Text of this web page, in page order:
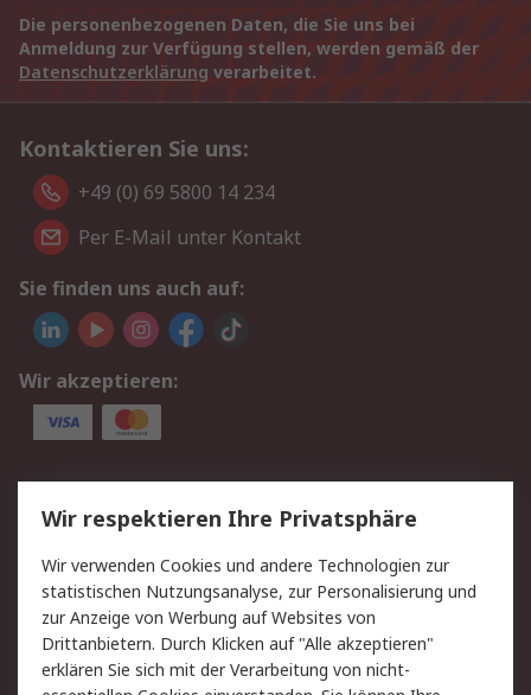
Die personenbezogenen Daten, die Sie uns bei
Anmeldung zur Verfügung stellen, werden gemäß der
Datenschutzerklärung verarbeitet.
Kontaktieren Sie uns:
+49 (0) 69 5800 14 234
Per E-Mail unter Kontakt
Sie finden uns auch auf:
Wir akzeptieren:
Service
Value Added Services
Lieferlösungen
Rücksendungen
Kontakt
Hilfe
Privatkunden
Rechtliches
Wir respektieren Ihre Privatsphäre
Wir verwenden Cookies und andere Technologien zur
statistischen Nutzungsanalyse, zur Personalisierung und
zur Anzeige von Werbung auf Websites von
Drittanbietern. Durch Klicken auf "Alle akzeptieren"
erklären Sie sich mit der Verarbeitung von nicht-